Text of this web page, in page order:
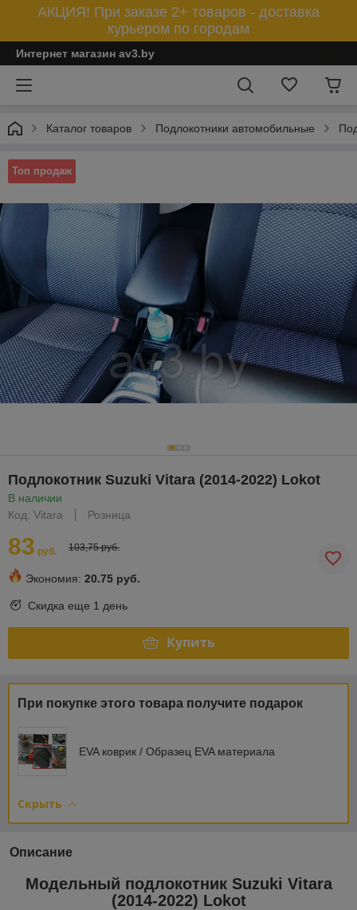
АКЦИЯ! При заказе 2+ товаров - доставка
курьером по городам
Интернет магазин av3.by
Каталог товаров Подлокотники автомобильные
Топ продаж
Подлокотник Suzuki Vitara (2014-2022) Lokot
В наличии
Код: Vitara
Розница
83 руб. 103,75 руб.
Экономия: 20.75 руб.
Скидка еще 1 день
Купить
При покупке этого товара получите подарок
EVA коврик / Образец EVA материала
Скрыть
Описание
Модельный подлокотник Suzuki Vitara
(2014-2022) Lokot